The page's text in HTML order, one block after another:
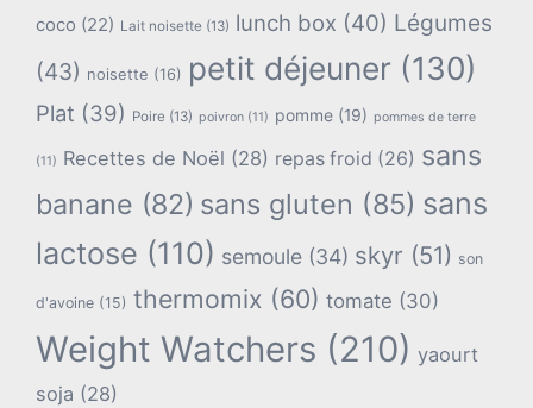
coco (22) Lait noisette (13) lunch box (40) Légumes
(43) noisette (16) petit déjeuner (130)
Plat (39) Poire (13) poivron (11) pomme (19) pommes de terre
(11) Recettes de Noël (28) repas froid (26) sans
banane (82) sans gluten (85) sans
lactose (110) semoule (34) skyr (51) son
d'avoine (15) thermomix (60) tomate (30)
Weight Watchers (210) yaourt
soja (28)